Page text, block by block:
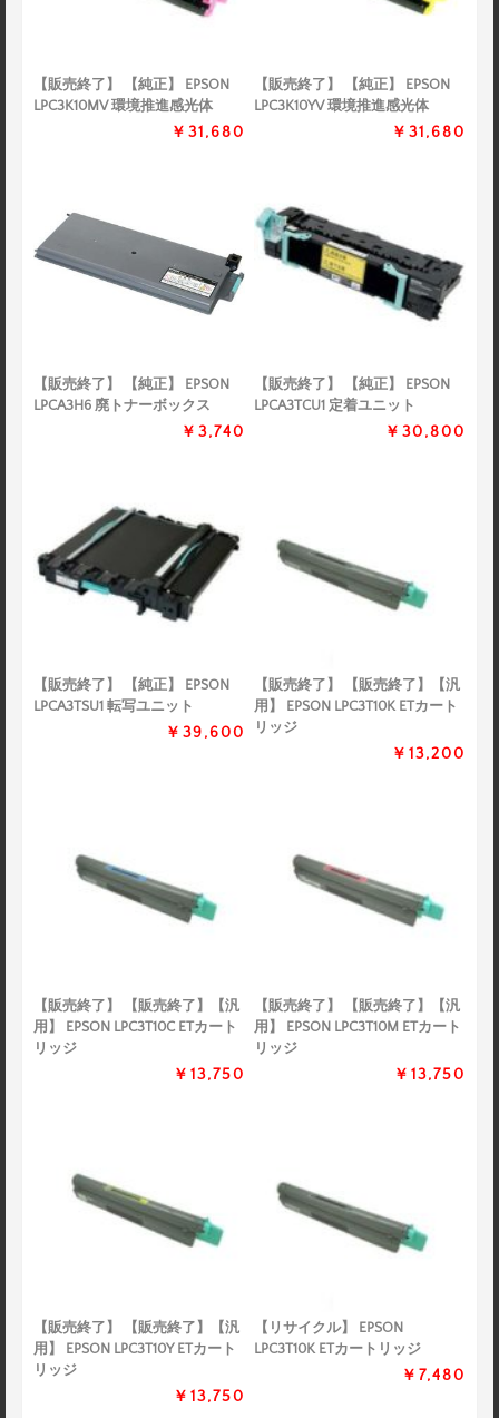
【販売終了】 【純正】 EPSON
LPC3K10MV 環境推進感光体
￥31,680
【販売終了】 【純正】 EPSON
LPC3K10YV 環境推進感光体
￥31,680
【販売終了】 【純正】 EPSON
LPCA3H6 廃トナーボックス
￥3,740
【販売終了】 【純正】 EPSON
LPCA3TCU1 定着ユニット
￥30,800
【販売終了】 【純正】 EPSON
LPCA3TSU1 転写ユニット
￥39,600
【販売終了】 【販売終了】【汎
用】 EPSON LPC3T10K ETカート
リッジ
￥13,200
【販売終了】 【販売終了】【汎
用】 EPSON LPC3T10C ETカート
リッジ
￥13,750
【販売終了】 【販売終了】【汎
用】 EPSON LPC3T10M ETカート
リッジ
￥13,750
【販売終了】 【販売終了】【汎
用】 EPSON LPC3T10Y ETカート
リッジ
￥13,750
【リサイクル】 EPSON
LPC3T10K ETカートリッジ
￥7,480